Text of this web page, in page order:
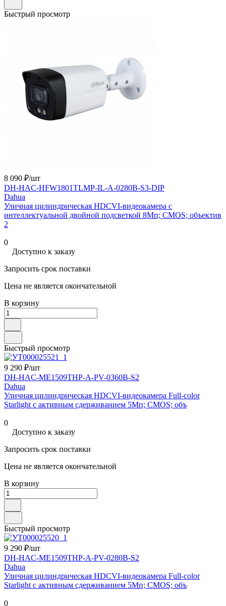
Быстрый просмотр
8 090 ₽/шт
DH-HAC-HFW1801TLMP-IL-A-0280B-S3-DIP
Dahua
Уличная цилиндрическая HDCVI-видеокамера с
интеллектуальной двойной подсветкой 8Мп; CMOS; объектив
2
0
Доступно к заказу
Запросить срок поставки
Цена не является окончательной
В корзину
Быстрый просмотр
9 290 ₽/шт
DH-HAC-ME1509THP-A-PV-0360B-S2
Dahua
Уличная цилиндрическая HDCVI-видеокамера Full-color
Starlight с активным сдерживанием 5Mп; CMOS; объ
0
Доступно к заказу
Запросить срок поставки
Цена не является окончательной
В корзину
Быстрый просмотр
9 290 ₽/шт
DH-HAC-ME1509THP-A-PV-0280B-S2
Dahua
Уличная цилиндрическая HDCVI-видеокамера Full-color
Starlight с активным сдерживанием 5Mп; CMOS; объ
0